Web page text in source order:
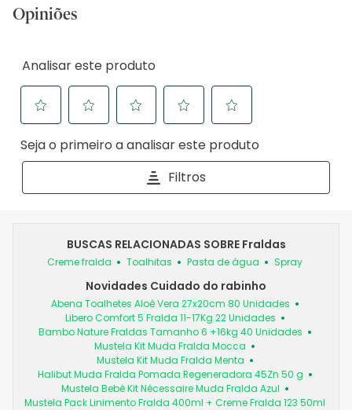
Opiniões
Analisar este produto
para
avaliar
item
formulário
para
avaliar
item
estrelas.
Esta
ação
abrirá
o
formulário
submissão.
para
avaliar
item
estrelas.
Esta
ação
abrirá
o
formulário
de
submissão.
para
avaliar
o
item
estrelas.
Esta
ação
abrirá
o
formulário
de
submissão.
para
avaliar
item
estrelas.
Esta
ação
abrirá
o
formulário
de
submissão.
Seja o primeiro a analisar este produto
Filtros
BUSCAS RELACIONADAS SOBRE Fraldas
Creme fralda Toalhitas Pasta de água Spray
Novidades Cuidado do rabinho
Abena Toalhetes Aloé Vera 27x20cm 80 Unidades
Libero Comfort 5 Fralda 11-17Kg 22 Unidades
Bambo Nature Fraldas Tamanho 6 +16kg 40 Unidades
Mustela Kit Muda Fralda Mocca
Mustela Kit Muda Fralda Menta
Halibut Muda Fralda Pomada Regeneradora 45Zn 50 g
Mustela Bebé Kit Nécessaire Muda Fralda Azul
Mustela Pack Linimento Fralda 400ml + Creme Fralda 123 50ml